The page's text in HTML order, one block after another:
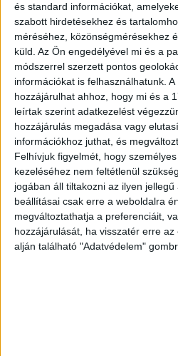
és standard információkat,
szabott hirdetésekhez és
méréséhez, közönségmérésekhez
küld. Az Ön engedélyével mi és a
módszerrel szerzett pontos
információkat is felhasználhatunk.
hozzájárulhat ahhoz, hogy mi és a
leírtak szerint adatkezelést
hozzájárulás megadása vagy
információkhoz juthat, és
Felhívjuk figyelmét, hogy
kezeléséhez nem feltétlenül
jogában áll tiltakozni az ilyen jellegű
beállításai csak erre a weboldalra
megváltoztathatja a preferenciáit,
hozzájárulását, ha visszatér erre
alján található "Adatvédelem"
Pierre-Joseph Redouté (1759
munkája. A Guernsey liliomot
kép az 486 táblát tartalmazó
sorozatban jelent meg 1802 és
színezett.
Rézmetszet, technikája igen
nem vonalakat metszenek,
színezési eljárásnál is más
könnyebb árnyalatokban
képeket készíteni. A technikát
tökéletesítette.
Redouté XVI. Lajos és Marie
támogatásukkal foglalkozott
képek készítésével, a francia
XVIII. Lajos és felesége,